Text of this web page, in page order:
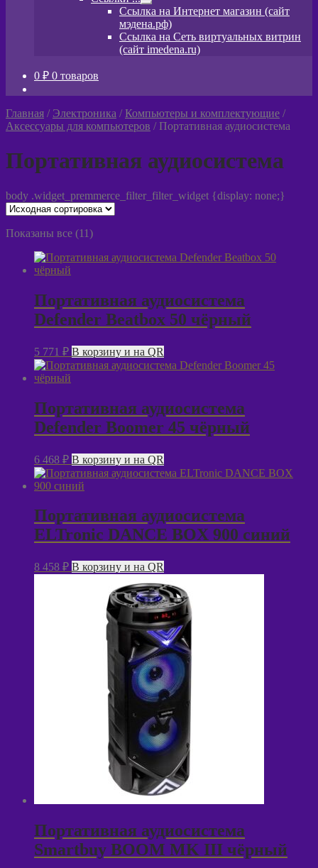
Развернутое
вложенное
меню
Ссылка на Интернет магазин (сайт
мэдена.рф)
Ссылка на Сеть виртуальных витрин
(сайт imedena.ru)
0 ₽ 0 товаров
Главная / Электроника /Компьютеры и комплектующие /
Аксессуары для компьютеров /Портативная аудиосистема
Портативная аудиосистема
body .widget_premmerce_filter_filter_widget {display: none;}
Показаны все (11)
Портативная аудиосистема
Defender Beatbox 50 чёрный
5 771 ₽ В корзину и на QR
Портативная аудиосистема
Defender Boomer 45 чёрный
6 468 ₽ В корзину и на QR
Портативная аудиосистема
ELTronic DANCE BOX 900 синий
8 458 ₽ В корзину и на QR
Портативная аудиосистема
Smartbuy BOOM MK III чёрный